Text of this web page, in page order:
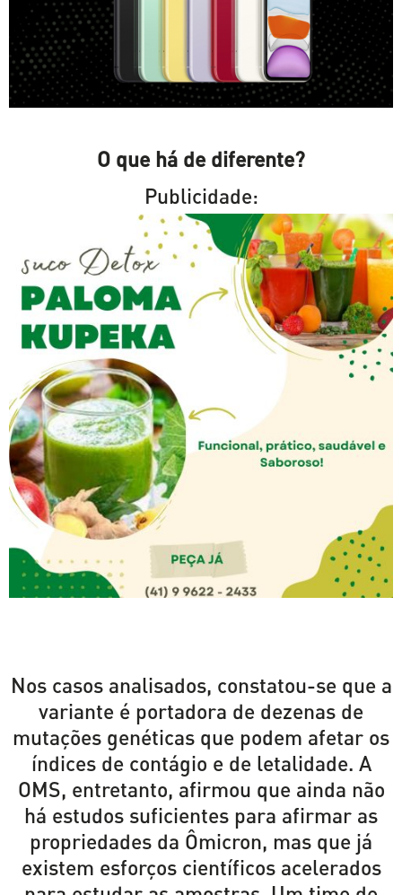
O que há de diferente?
Publicidade:
Nos casos analisados, constatou-se que a
variante é portadora de dezenas de
mutações genéticas que podem afetar os
índices de contágio e de letalidade. A
OMS, entretanto, afirmou que ainda não
há estudos suficientes para afirmar as
propriedades da Ômicron, mas que já
existem esforços científicos acelerados